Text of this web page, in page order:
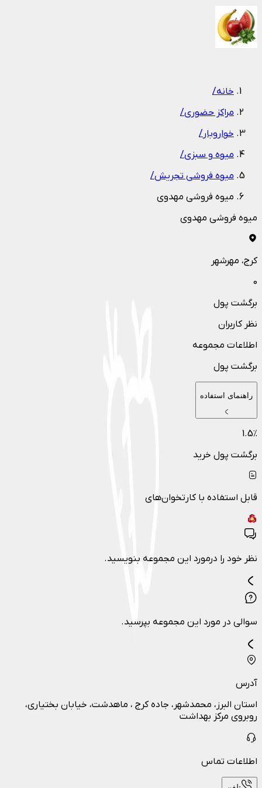
خانه/
مراکز حضوری/
خواروبار/
میوه و سبزی/
میوه فروشی تجریش/
میوه فروشی مهدوی
میوه فروشی مهدوی
کرج، مهرشهر
0
برگشت پول
نظر کاربران
اطلاعات مجموعه
برگشت پول
راهنمای استفاده
1.5٪
برگشت پول خرید
قابل استفاده با کارتخوان‌های
نظر خود را درمورد این مجموعه بنویسید.
سوالی در مورد این مجموعه بپرسید.
آدرس
استان البرز، محمدشهر، جاده کرج ، ماهدشت، خیابان بختیاری،
روبروی مرکز بهداشت
اطلاعات تماس